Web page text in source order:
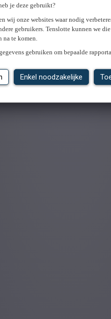
je deze gebruikt?
wij onze websites waar nodig
gebruikers. Tenslotte kunnen we
te komen.
gebruiken om bepaalde
Enkel noodzakelijke